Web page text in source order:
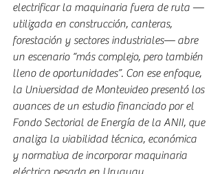
electrificar la maquinaria fuera de ruta —
utilizada en construcción, canteras,
forestación y sectores industriales— abre
un escenario “más complejo, pero también
lleno de oportunidades”. Con ese enfoque,
la Universidad de Montevideo presentó los
avances de un estudio financiado por el
Fondo Sectorial de Energía de la ANII, que
analiza la viabilidad técnica, económica
y normativa de incorporar maquinaria